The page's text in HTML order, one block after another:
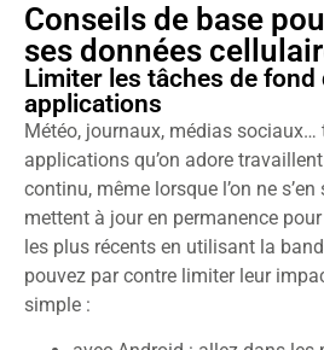
Conseils de base
ses données
Limiter les tâches de fond
applications
Météo, journaux, médias sociaux…
applications qu’on adore
continu, même lorsque l’on ne
mettent à jour en permanence
les plus récents en utilisant la
pouvez par contre limiter leur
simple :